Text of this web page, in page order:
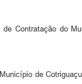
Contratação do
de